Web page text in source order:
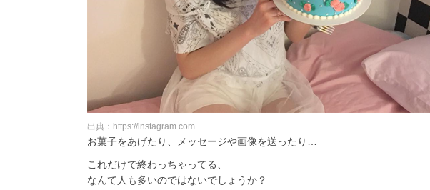
出典：https://instagram.com
お菓子をあげたり、メッセージや画像を送ったり…
これだけで終わっちゃってる、
なんて人も多いのではないでしょうか？